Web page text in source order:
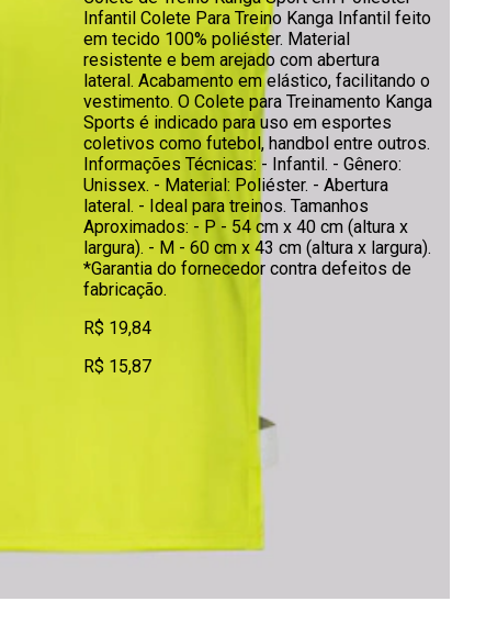
Infantil Colete Para Treino Kanga Infantil feito
em tecido 100% poliéster. Material
resistente e bem arejado com abertura
lateral. Acabamento em elástico, facilitando o
vestimento. O Colete para Treinamento Kanga
Sports é indicado para uso em esportes
coletivos como futebol, handbol entre outros.
Informações Técnicas: - Infantil. - Gênero:
Unissex. - Material: Poliéster. - Abertura
lateral. - Ideal para treinos. Tamanhos
Aproximados: - P - 54 cm x 40 cm (altura x
largura). - M - 60 cm x 43 cm (altura x largura).
*Garantia do fornecedor contra defeitos de
fabricação.
R$ 19,84
R$ 15,87